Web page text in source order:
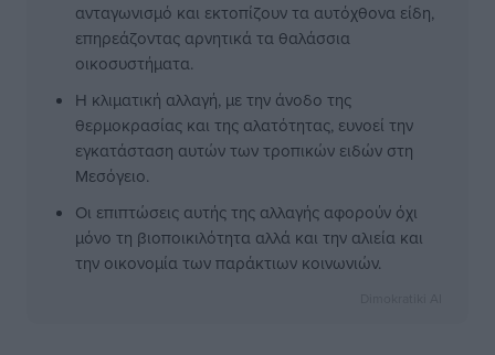
ανταγωνισμό και εκτοπίζουν τα αυτόχθονα είδη,
επηρεάζοντας αρνητικά τα θαλάσσια
οικοσυστήματα.
Η κλιματική αλλαγή, με την άνοδο της
θερμοκρασίας και της αλατότητας, ευνοεί την
εγκατάσταση αυτών των τροπικών ειδών στη
Μεσόγειο.
Οι επιπτώσεις αυτής της αλλαγής αφορούν όχι
μόνο τη βιοποικιλότητα αλλά και την αλιεία και
την οικονομία των παράκτιων κοινωνιών.